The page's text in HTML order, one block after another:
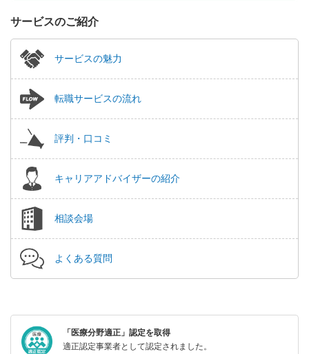
サービスのご紹介
サービスの魅力
転職サービスの流れ
評判・口コミ
キャリアアドバイザーの紹介
相談会場
よくある質問
「医療分野適正」認定を取得
適正認定事業者として認定されました。